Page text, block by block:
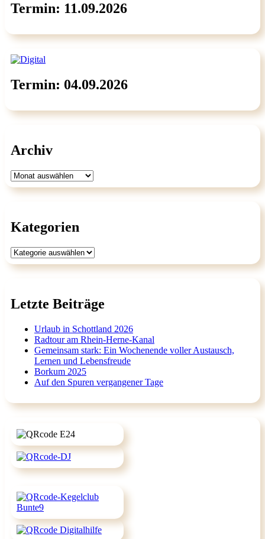
Termin: 11.09.2026
Termin: 04.09.2026
Archiv
Archiv
Kategorien
Kategorien
Letzte Beiträge
Urlaub in Schottland 2026
Radtour am Rhein-Herne-Kanal
Gemeinsam stark: Ein Wochenende voller Austausch,
Lernen und Lebensfreude
Borkum 2025
Auf den Spuren vergangener Tage